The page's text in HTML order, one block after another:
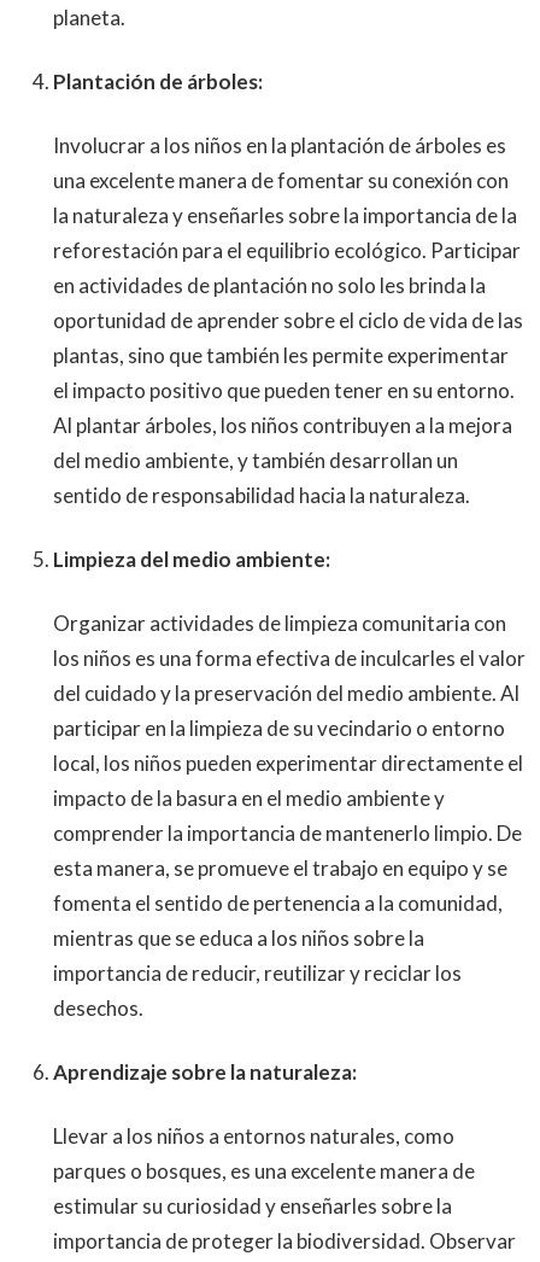
planeta.
Plantación de árboles:
Involucrar a los niños en la plantación de árboles es
una excelente manera de fomentar su conexión con
la naturaleza y enseñarles sobre la importancia de la
reforestación para el equilibrio ecológico. Participar
en actividades de plantación no solo les brinda la
oportunidad de aprender sobre el ciclo de vida de las
plantas, sino que también les permite experimentar
el impacto positivo que pueden tener en su entorno.
Al plantar árboles, los niños contribuyen a la mejora
del medio ambiente, y también desarrollan un
sentido de responsabilidad hacia la naturaleza.
Limpieza del medio ambiente:
Organizar actividades de limpieza comunitaria con
los niños es una forma efectiva de inculcarles el valor
del cuidado y la preservación del medio ambiente. Al
participar en la limpieza de su vecindario o entorno
local, los niños pueden experimentar directamente el
impacto de la basura en el medio ambiente y
comprender la importancia de mantenerlo limpio. De
esta manera, se promueve el trabajo en equipo y se
fomenta el sentido de pertenencia a la comunidad,
mientras que se educa a los niños sobre la
importancia de reducir, reutilizar y reciclar los
desechos.
Aprendizaje sobre la naturaleza:
Llevar a los niños a entornos naturales, como
parques o bosques, es una excelente manera de
estimular su curiosidad y enseñarles sobre la
importancia de proteger la biodiversidad. Observar